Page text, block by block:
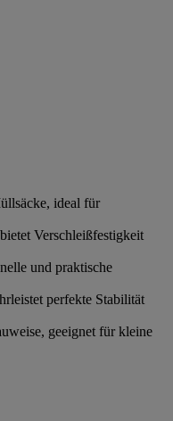
ideal für
Verschleißfestigkeit
und praktische
perfekte Stabilität
geeignet für kleine